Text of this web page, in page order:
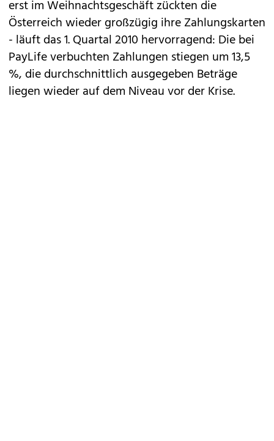
erst im Weihnachtsgeschäft zückten die
Österreich wieder großzügig ihre Zahlungskarten
- läuft das 1. Quartal 2010 hervorragend: Die bei
PayLife verbuchten Zahlungen stiegen um 13,5
%, die durchschnittlich ausgegeben Beträge
liegen wieder auf dem Niveau vor der Krise.